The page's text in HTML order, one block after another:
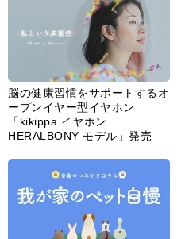
脳の健康習慣をサポートするオ
ープンイヤー型イヤホン
「kikippa イヤホン
HERALBONY モデル」発売